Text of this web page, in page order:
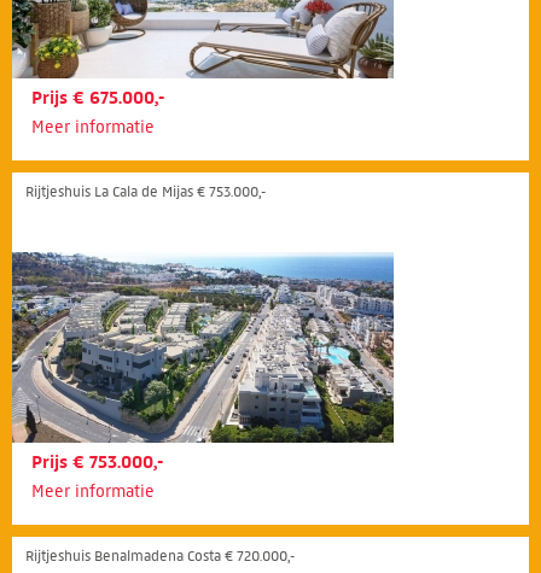
Prijs € 675.000,-
Meer informatie
Rijtjeshuis La Cala de Mijas € 753.000,-
Prijs € 753.000,-
Meer informatie
Rijtjeshuis Benalmadena Costa € 720.000,-